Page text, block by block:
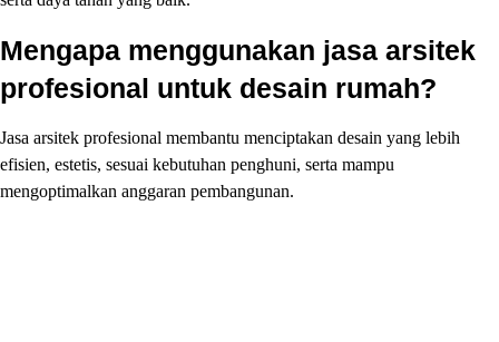
Mengapa menggunakan jasa arsitek
profesional untuk desain rumah?
Jasa arsitek profesional membantu menciptakan desain yang lebih
efisien, estetis, sesuai kebutuhan penghuni, serta mampu
mengoptimalkan anggaran pembangunan.